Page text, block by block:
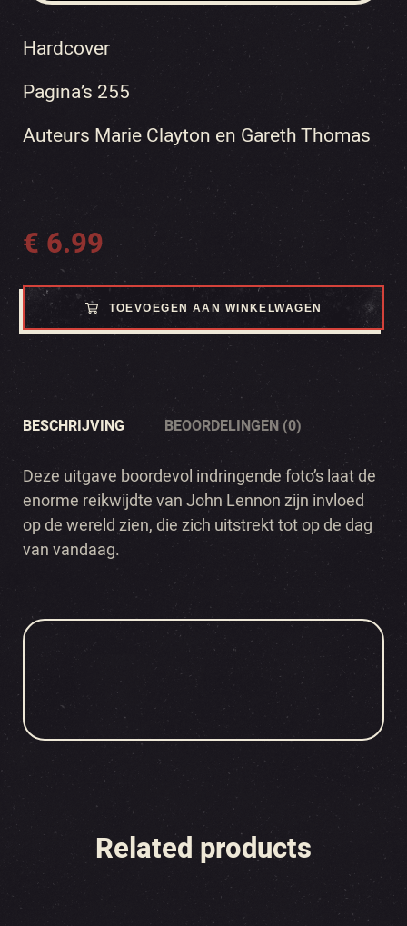
Hardcover
Pagina’s 255
Auteurs Marie Clayton en Gareth Thomas
€ 6.99
TOEVOEGEN AAN WINKELWAGEN
BESCHRIJVING BEOORDELINGEN (0)
Deze uitgave boordevol indringende foto’s laat de
enorme reikwijdte van John Lennon zijn invloed
op de wereld zien, die zich uitstrekt tot op de dag
van vandaag.
Related products